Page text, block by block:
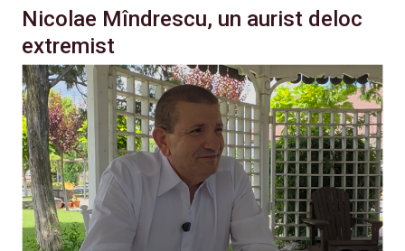
Nicolae Mîndrescu, un aurist deloc
extremist